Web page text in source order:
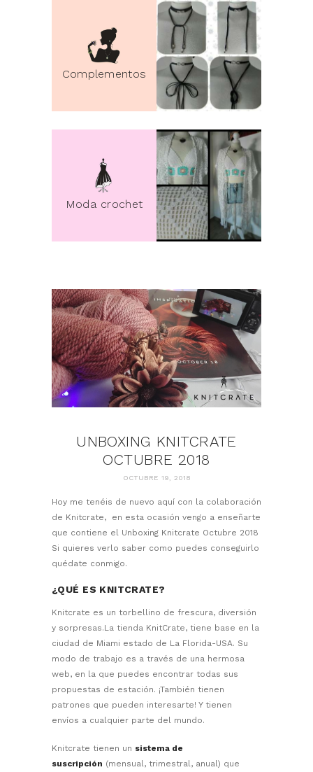
Complementos
Moda crochet
pin it
UNBOXING KNITCRATE
OCTUBRE 2018
OCTUBRE 19, 2018
Hoy me tenéis de nuevo aquí con la colaboración
de Knitcrate, en esta ocasión vengo a enseñarte
que contiene el Unboxing Knitcrate Octubre 2018
Si quieres verlo saber como puedes conseguirlo
quédate conmigo.
¿QUÉ ES KNITCRATE?
Knitcrate es un torbellino de frescura, diversión
y sorpresas.La tienda KnitCrate, tiene base en la
ciudad de Miami estado de La Florida-USA. Su
modo de trabajo es a través de una hermosa
web, en la que puedes encontrar todas sus
propuestas de estación. ¡También tienen
patrones que pueden interesarte! Y tienen
envíos a cualquier parte del mundo.
Knitcrate tienen un sistema de
suscripción (mensual, trimestral, anual) que